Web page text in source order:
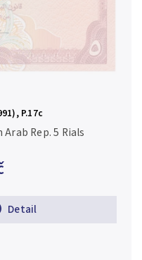
P.17c
Detail
Rep. 5 Rials